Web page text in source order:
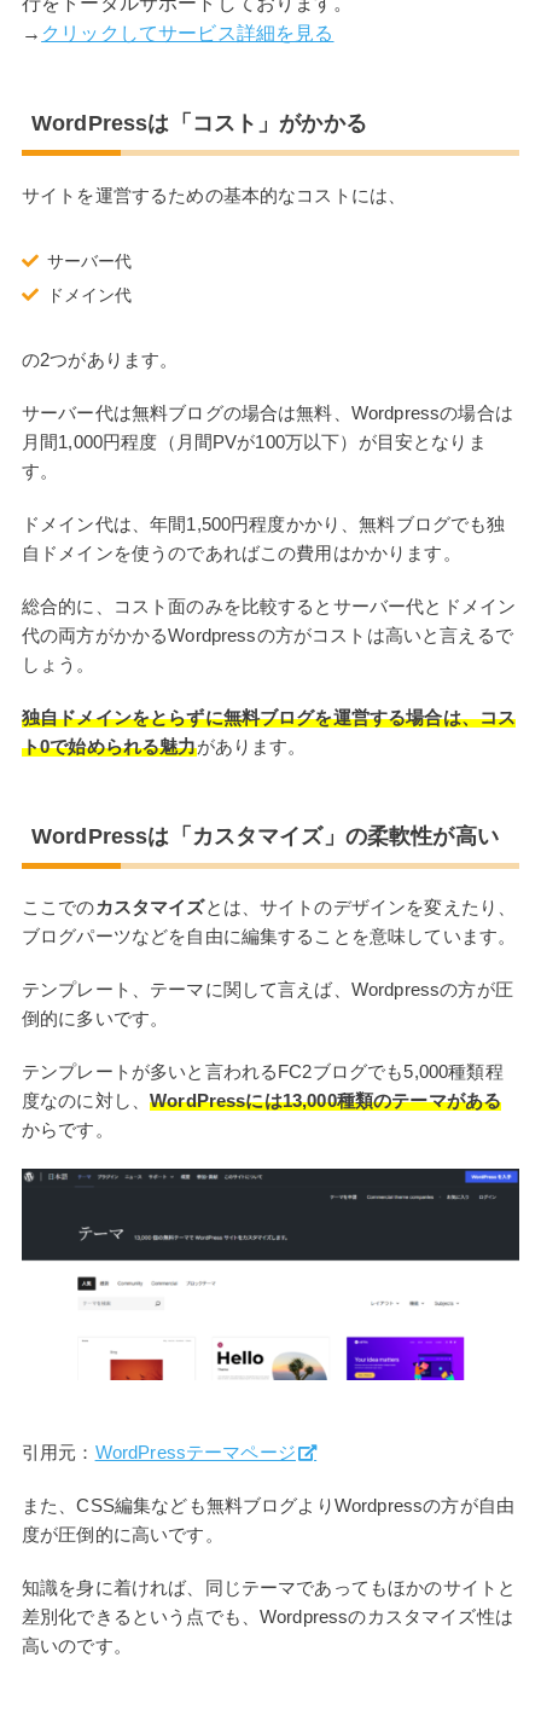
→ クリックしてサービス詳細を見る
WordPressは「コスト」がかかる
サイトを運営するための基本的なコストには、
サーバー代
ドメイン代
の2つがあります。
サーバー代は無料ブログの場合は無料、Wordpressの場合は
月間1,000円程度（月間PVが100万以下）が目安となりま
す。
ドメイン代は、年間1,500円程度かかり、無料ブログでも独
自ドメインを使うのであればこの費用はかかります。
総合的に、コスト面のみを比較するとサーバー代とドメイン
代の両方がかかるWordpressの方がコストは高いと言えるで
しょう。
独自ドメインをとらずに無料ブログを運営する場合は、コス
ト0で始められる魅力があります。
WordPressは「カスタマイズ」の柔軟性が高い
ここでのカスタマイズとは、サイトのデザインを変えたり、
ブログパーツなどを自由に編集することを意味しています。
テンプレート、テーマに関して言えば、Wordpressの方が圧
倒的に多いです。
テンプレートが多いと言われるFC2ブログでも5,000種類程
度なのに対し、WordPressには13,000種類のテーマがある
からです。
引用元： WordPressテーマページ
また、CSS編集なども無料ブログよりWordpressの方が自由
度が圧倒的に高いです。
知識を身に着ければ、同じテーマであってもほかのサイトと
差別化できるという点でも、Wordpressのカスタマイズ性は
高いのです。